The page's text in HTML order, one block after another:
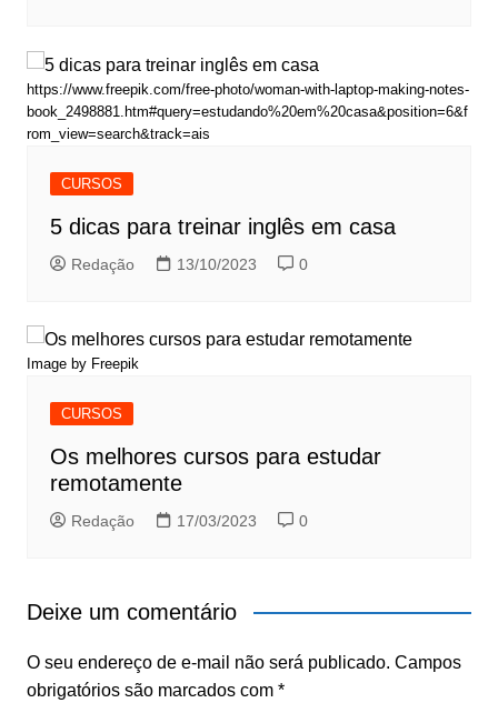
https://www.freepik.com/free-photo/woman-with-laptop-making-notes-
book_2498881.htm#query=estudando%20em%20casa&position=6&f
rom_view=search&track=ais
CURSOS
5 dicas para treinar inglês em casa
Redação 13/10/2023 0
Image by Freepik
CURSOS
Os melhores cursos para estudar
remotamente
Redação 17/03/2023 0
Deixe um comentário
O seu endereço de e-mail não será publicado. Campos
obrigatórios são marcados com *